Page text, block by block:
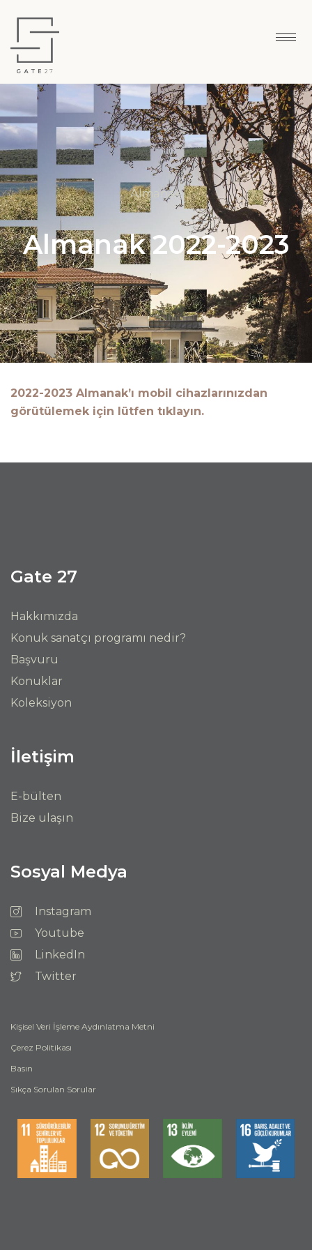
Almanak
Almanak 2022-2023
2022-2023 Almanak’ı mobil cihazlarınızdan
görütülemek için lütfen tıklayın.
Gate 27
Hakkımızda
Konuk sanatçı programı nedir?
Başvuru
Konuklar
Koleksiyon
İletişim
E-bülten
Bize ulaşın
Sosyal Medya
Instagram
Youtube
LinkedIn
Twitter
Kişisel Veri İşleme Aydınlatma Metni
Çerez Politikası
Basın
Sıkça Sorulan Sorular